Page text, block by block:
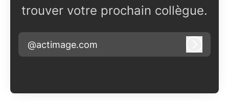
trouver votre prochain collègue.
@actimage.com